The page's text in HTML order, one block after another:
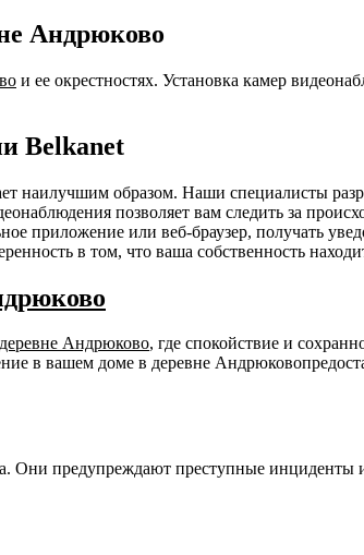
Андрюково
и ее окрестностях. Установка камер
Belkanet
наилучшим образом. Наши специалисты
позволяет вам следить за
приложение или веб-браузер, получать
в том, что ваша собственность
Андрюково, где спокойствие и
в вашем доме в деревне
Они предупреждают преступные инциденты